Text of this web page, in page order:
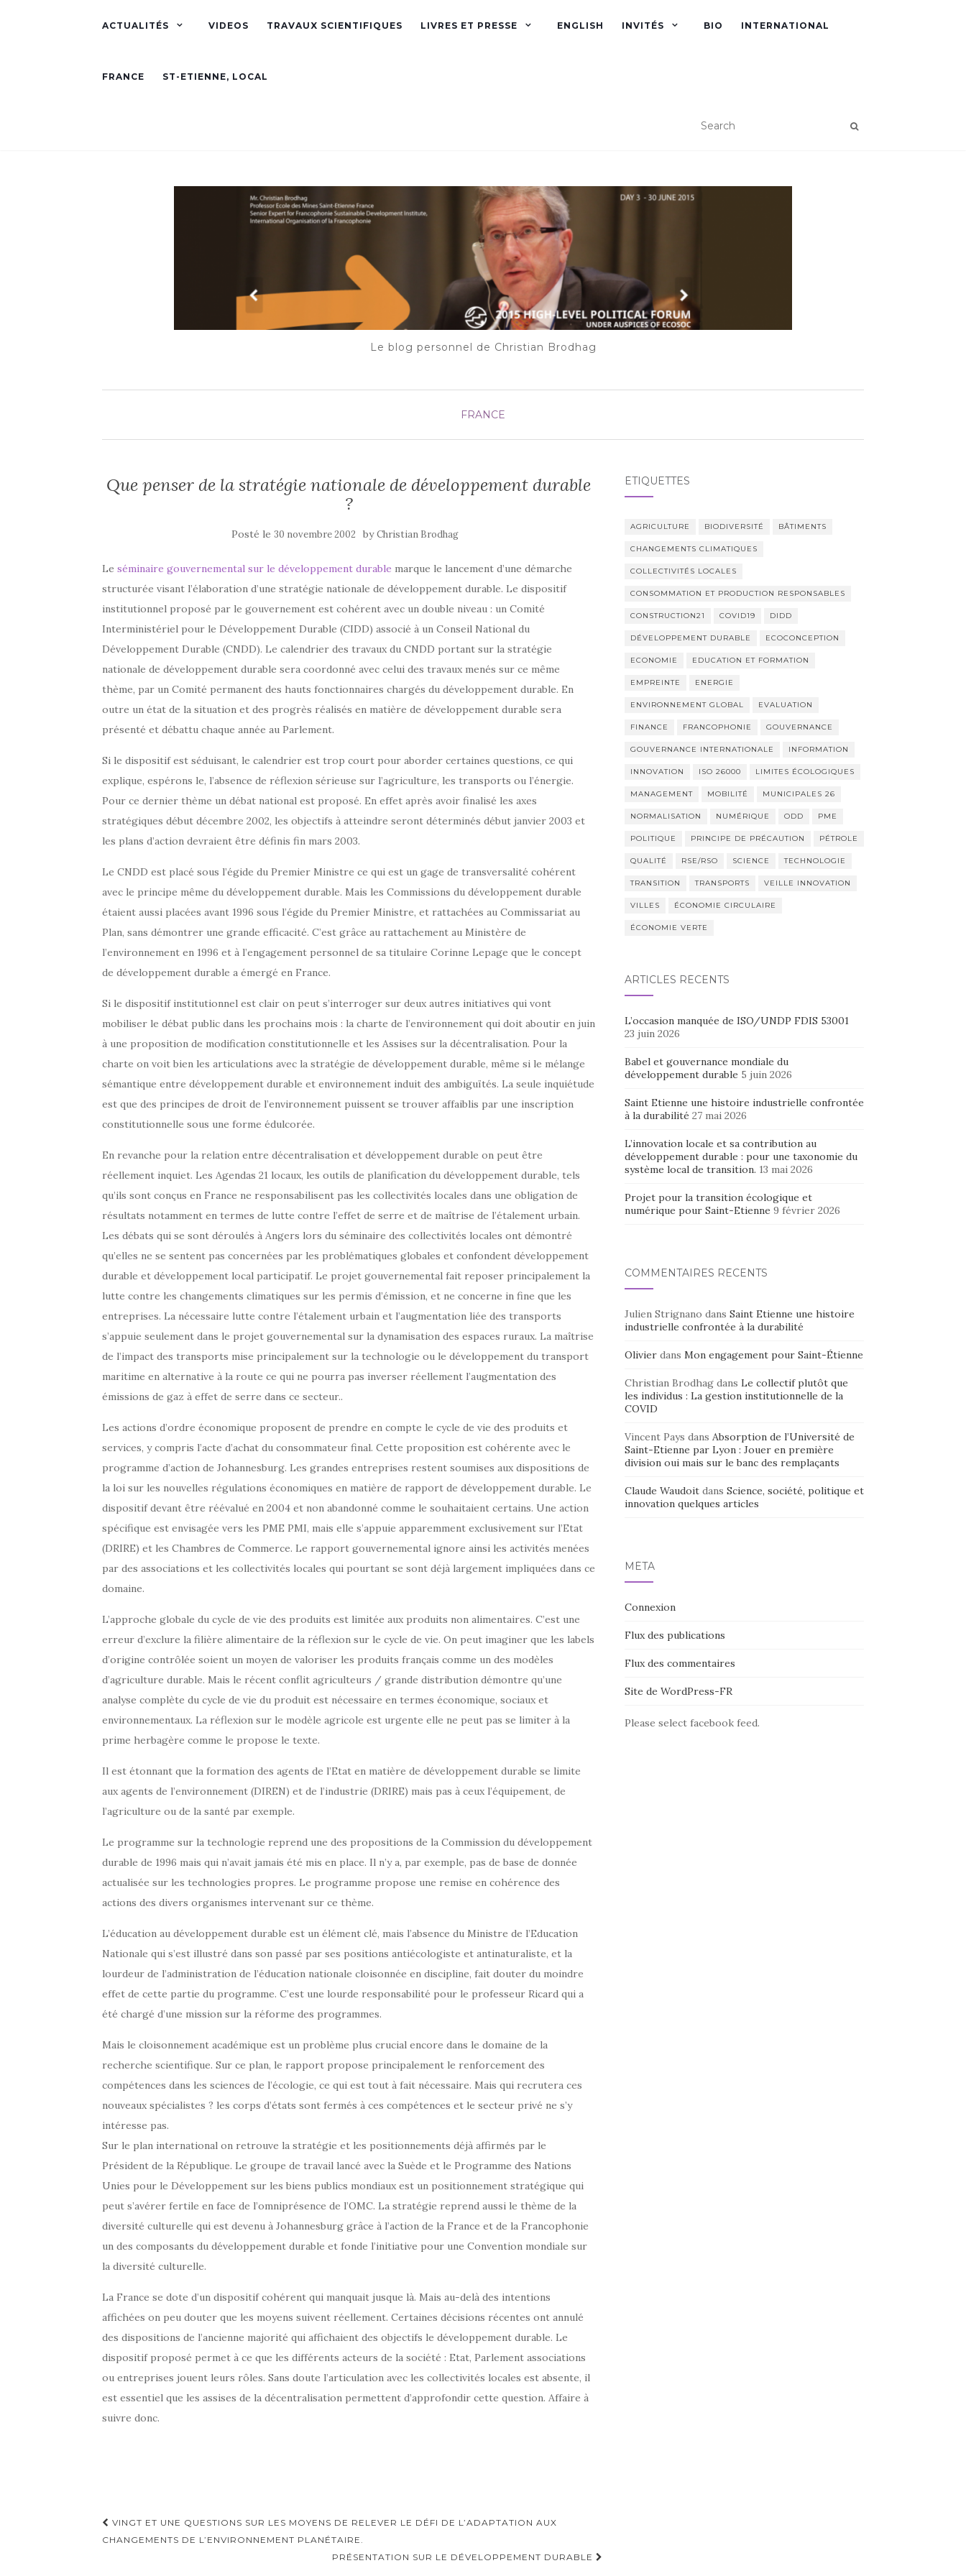
ACTUALITÉS VIDEOS TRAVAUX SCIENTIFIQUES LIVRES ET PRESSE ENGLISH INVITÉS BIO INTERNATIONAL
FRANCE ST-ETIENNE, LOCAL
Le blog personnel de Christian Brodhag
FRANCE
Que penser de la stratégie nationale de développement durable
?
Posté le 30 novembre 2002 byChristian Brodhag
Le séminaire gouvernemental sur le développement durable marque le lancement d’une démarche
structurée visant l’élaboration d’une stratégie nationale de développement durable. Le dispositif
institutionnel proposé par le gouvernement est cohérent avec un double niveau : un Comité
Interministériel pour le Développement Durable (CIDD) associé à un Conseil National du
Développement Durable (CNDD). Le calendrier des travaux du CNDD portant sur la stratégie
nationale de développement durable sera coordonné avec celui des travaux menés sur ce même
thème, par un Comité permanent des hauts fonctionnaires chargés du développement durable. En
outre un état de la situation et des progrès réalisés en matière de développement durable sera
présenté et débattu chaque année au Parlement.
Si le dispositif est séduisant, le calendrier est trop court pour aborder certaines questions, ce qui
explique, espérons le, l’absence de réflexion sérieuse sur l’agriculture, les transports ou l’énergie.
Pour ce dernier thème un débat national est proposé. En effet après avoir finalisé les axes
stratégiques début décembre 2002, les objectifs à atteindre seront déterminés début janvier 2003 et
les plans d’action devraient être définis fin mars 2003.
Le CNDD est placé sous l’égide du Premier Ministre ce qui est un gage de transversalité cohérent
avec le principe même du développement durable. Mais les Commissions du développement durable
étaient aussi placées avant 1996 sous l’égide du Premier Ministre, et rattachées au Commissariat au
Plan, sans démontrer une grande efficacité. C’est grâce au rattachement au Ministère de
l’environnement en 1996 et à l’engagement personnel de sa titulaire Corinne Lepage que le concept
de développement durable a émergé en France.
Si le dispositif institutionnel est clair on peut s’interroger sur deux autres initiatives qui vont
mobiliser le débat public dans les prochains mois : la charte de l’environnement qui doit aboutir en juin
à une proposition de modification constitutionnelle et les Assises sur la décentralisation. Pour la
charte on voit bien les articulations avec la stratégie de développement durable, même si le mélange
sémantique entre développement durable et environnement induit des ambiguïtés. La seule inquiétude
est que des principes de droit de l’environnement puissent se trouver affaiblis par une inscription
constitutionnelle sous une forme édulcorée.
En revanche pour la relation entre décentralisation et développement durable on peut être
réellement inquiet. Les Agendas 21 locaux, les outils de planification du développement durable, tels
qu’ils sont conçus en France ne responsabilisent pas les collectivités locales dans une obligation de
résultats notamment en termes de lutte contre l’effet de serre et de maîtrise de l’étalement urbain.
Les débats qui se sont déroulés à Angers lors du séminaire des collectivités locales ont démontré
qu’elles ne se sentent pas concernées par les problématiques globales et confondent développement
durable et développement local participatif. Le projet gouvernemental fait reposer principalement la
lutte contre les changements climatiques sur les permis d’émission, et ne concerne in fine que les
entreprises. La nécessaire lutte contre l’étalement urbain et l’augmentation liée des transports
s’appuie seulement dans le projet gouvernemental sur la dynamisation des espaces ruraux. La maîtrise
de l’impact des transports mise principalement sur la technologie ou le développement du transport
maritime en alternative à la route ce qui ne pourra pas inverser réellement l’augmentation des
émissions de gaz à effet de serre dans ce secteur..
Les actions d’ordre économique proposent de prendre en compte le cycle de vie des produits et
services, y compris l’acte d’achat du consommateur final. Cette proposition est cohérente avec le
programme d’action de Johannesburg. Les grandes entreprises restent soumises aux dispositions de
la loi sur les nouvelles régulations économiques en matière de rapport de développement durable. Le
dispositif devant être réévalué en 2004 et non abandonné comme le souhaitaient certains. Une action
spécifique est envisagée vers les PME PMI, mais elle s’appuie apparemment exclusivement sur l’Etat
(DRIRE) et les Chambres de Commerce. Le rapport gouvernemental ignore ainsi les activités menées
par des associations et les collectivités locales qui pourtant se sont déjà largement impliquées dans ce
domaine.
L’approche globale du cycle de vie des produits est limitée aux produits non alimentaires. C’est une
erreur d’exclure la filière alimentaire de la réflexion sur le cycle de vie. On peut imaginer que les labels
d’origine contrôlée soient un moyen de valoriser les produits français comme un des modèles
d’agriculture durable. Mais le récent conflit agriculteurs / grande distribution démontre qu’une
analyse complète du cycle de vie du produit est nécessaire en termes économique, sociaux et
environnementaux. La réflexion sur le modèle agricole est urgente elle ne peut pas se limiter à la
prime herbagère comme le propose le texte.
Il est étonnant que la formation des agents de l’Etat en matière de développement durable se limite
aux agents de l’environnement (DIREN) et de l’industrie (DRIRE) mais pas à ceux l’équipement, de
l’agriculture ou de la santé par exemple.
Le programme sur la technologie reprend une des propositions de la Commission du développement
durable de 1996 mais qui n’avait jamais été mis en place. Il n’y a, par exemple, pas de base de donnée
actualisée sur les technologies propres. Le programme propose une remise en cohérence des
actions des divers organismes intervenant sur ce thème.
L’éducation au développement durable est un élément clé, mais l’absence du Ministre de l’Education
Nationale qui s’est illustré dans son passé par ses positions antiécologiste et antinaturaliste, et la
lourdeur de l’administration de l’éducation nationale cloisonnée en discipline, fait douter du moindre
effet de cette partie du programme. C’est une lourde responsabilité pour le professeur Ricard qui a
été chargé d’une mission sur la réforme des programmes.
Mais le cloisonnement académique est un problème plus crucial encore dans le domaine de la
recherche scientifique. Sur ce plan, le rapport propose principalement le renforcement des
compétences dans les sciences de l’écologie, ce qui est tout à fait nécessaire. Mais qui recrutera ces
nouveaux spécialistes ? les corps d’états sont fermés à ces compétences et le secteur privé ne s’y
intéresse pas.
Sur le plan international on retrouve la stratégie et les positionnements déjà affirmés par le
Président de la République. Le groupe de travail lancé avec la Suède et le Programme des Nations
Unies pour le Développement sur les biens publics mondiaux est un positionnement stratégique qui
peut s’avérer fertile en face de l’omniprésence de l’OMC. La stratégie reprend aussi le thème de la
diversité culturelle qui est devenu à Johannesburg grâce à l’action de la France et de la Francophonie
un des composants du développement durable et fonde l’initiative pour une Convention mondiale sur
la diversité culturelle.
La France se dote d’un dispositif cohérent qui manquait jusque là. Mais au-delà des intentions
affichées on peu douter que les moyens suivent réellement. Certaines décisions récentes ont annulé
des dispositions de l’ancienne majorité qui affichaient des objectifs le développement durable. Le
dispositif proposé permet à ce que les différents acteurs de la société : Etat, Parlement associations
ou entreprises jouent leurs rôles. Sans doute l’articulation avec les collectivités locales est absente, il
est essentiel que les assises de la décentralisation permettent d’approfondir cette question. Affaire à
suivre donc.
Navigation
d'article
VINGT ET UNE QUESTIONS SUR LES MOYENS DE RELEVER LE DÉFI DE L’ADAPTATION AUX
CHANGEMENTS DE L’ENVIRONNEMENT PLANÉTAIRE.
PRÉSENTATION SUR LE DÉVELOPPEMENT DURABLE
ÉTIQUETTES
AGRICULTURE BIODIVERSITÉ BÂTIMENTS
CHANGEMENTS CLIMATIQUES
COLLECTIVITÉS LOCALES
CONSOMMATION ET PRODUCTION RESPONSABLES
CONSTRUCTION21 COVID19 DIDD
DÉVELOPPEMENT DURABLE ECOCONCEPTION
ECONOMIE EDUCATION ET FORMATION
EMPREINTE ENERGIE
ENVIRONNEMENT GLOBAL EVALUATION
FINANCE FRANCOPHONIE GOUVERNANCE
GOUVERNANCE INTERNATIONALE INFORMATION
INNOVATION ISO 26000 LIMITES ÉCOLOGIQUES
MANAGEMENT MOBILITÉ MUNICIPALES 26
NORMALISATION NUMÉRIQUE ODD PME
POLITIQUE PRINCIPE DE PRÉCAUTION PÉTROLE
QUALITÉ RSE/RSO SCIENCE TECHNOLOGIE
TRANSITION TRANSPORTS VEILLE INNOVATION
VILLES ÉCONOMIE CIRCULAIRE
ÉCONOMIE VERTE
ARTICLES RÉCENTS
L’occasion manquée de ISO/UNDP FDIS 53001
23 juin 2026
Babel et gouvernance mondiale du
développement durable 5 juin 2026
Saint Etienne une histoire industrielle confrontée
à la durabilité 27 mai 2026
L’innovation locale et sa contribution au
développement durable : pour une taxonomie du
système local de transition. 13 mai 2026
Projet pour la transition écologique et
numérique pour Saint-Etienne 9 février 2026
COMMENTAIRES RÉCENTS
Julien Strignano dans Saint Etienne une histoire
industrielle confrontée à la durabilité
Olivierdans Mon engagement pour Saint-Étienne
Christian Brodhagdans Le collectif plutôt que
les individus : La gestion institutionnelle de la
COVID
Vincent Pays dans Absorption de l’Université de
Saint-Etienne par Lyon : Jouer en première
division oui mais sur le banc des remplaçants
Claude Waudoitdans Science, société, politique et
innovation quelques articles
MÉTA
Connexion
Flux des publications
Flux des commentaires
Site de WordPress-FR
Please select facebook feed.